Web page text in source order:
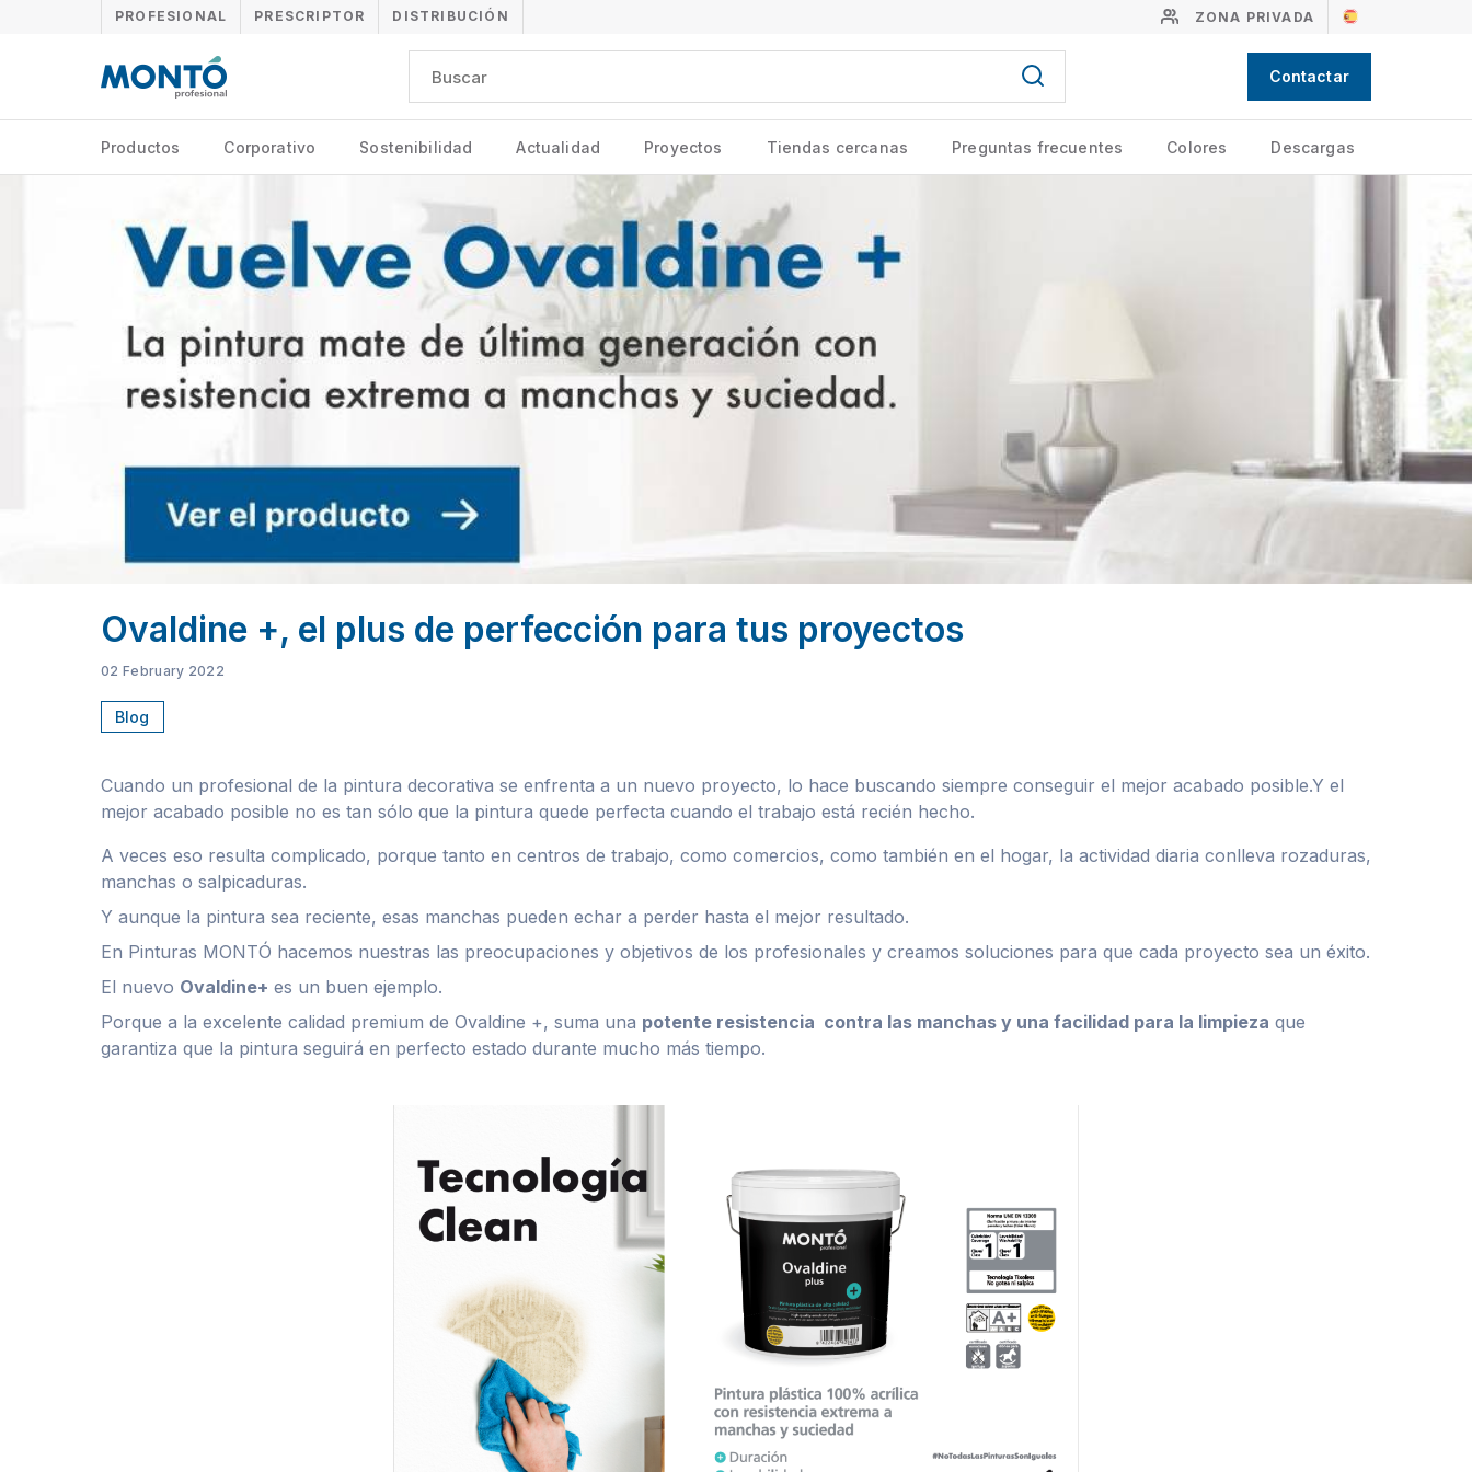
PROFESIONAL PRESCRIPTOR DISTRIBUCIÓN ZONA PRIVADA
Contactar
Productos Corporativo Sostenibilidad Actualidad Proyectos Tiendas cercanas Preguntas frecuentes Colores Descargas
Ovaldine +, el plus de perfección para tus proyectos
02 February 2022
Blog
Cuando un profesional de la pintura decorativa se enfrenta a un nuevo proyecto, lo hace buscando siempre conseguir el mejor acabado posible.Y el
mejor acabado posible no es tan sólo que la pintura quede perfecta cuando el trabajo está recién hecho.
A veces eso resulta complicado, porque tanto en centros de trabajo, como comercios, como también en el hogar, la actividad diaria conlleva rozaduras,
manchas o salpicaduras.
Y aunque la pintura sea reciente, esas manchas pueden echar a perder hasta el mejor resultado.
En Pinturas MONTÓ hacemos nuestras las preocupaciones y objetivos de los profesionales y creamos soluciones para que cada proyecto sea un éxito.
El nuevo Ovaldine+ es un buen ejemplo.
Porque a la excelente calidad premium de Ovaldine +, suma una potente resistencia contra las manchas y una facilidad para la limpieza que
garantiza que la pintura seguirá en perfecto estado durante mucho más tiempo.